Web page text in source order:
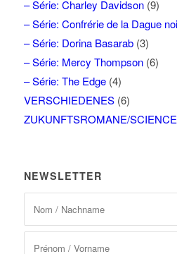
– Série: Charley Davidson(9)
– Série: Confrérie de la Dague
– Série: Dorina Basarab(3)
– Série: Mercy Thompson(6)
– Série: The Edge(4)
VERSCHIEDENES(6)
ZUKUNFTSROMANE/
NEWSLETTER